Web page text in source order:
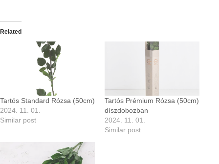
Related
Tartós Standard Rózsa (50cm)
2024. 11. 01.
Similar post
Tartós Prémium Rózsa (50cm)
díszdobozban
2024. 11. 01.
Similar post